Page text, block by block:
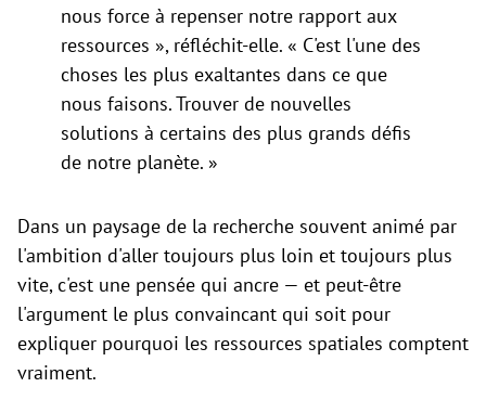
nous force à repenser notre rapport aux
ressources », réfléchit-elle. « C'est l'une des
choses les plus exaltantes dans ce que
nous faisons. Trouver de nouvelles
solutions à certains des plus grands défis
de notre planète. »
Dans un paysage de la recherche souvent animé par
l'ambition d'aller toujours plus loin et toujours plus
vite, c'est une pensée qui ancre — et peut-être
l'argument le plus convaincant qui soit pour
expliquer pourquoi les ressources spatiales comptent
vraiment.